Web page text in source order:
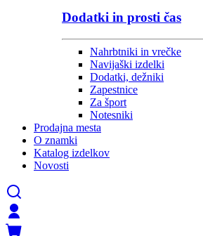
Dodatki in prosti čas
Nahrbtniki in vrečke
Navijaški izdelki
Dodatki, dežniki
Zapestnice
Za šport
Notesniki
Prodajna mesta
O znamki
Katalog izdelkov
Novosti